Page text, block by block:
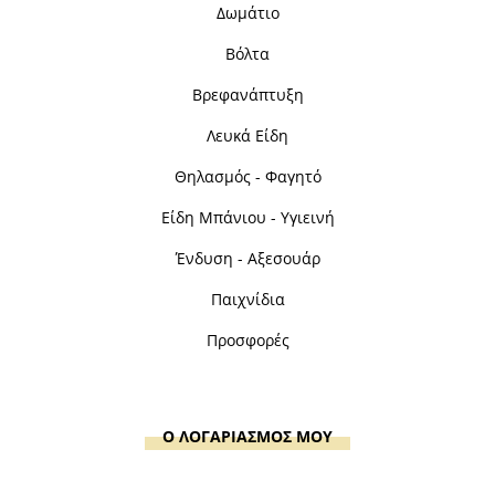
Δωμάτιο
Βόλτα
Βρεφανάπτυξη
Λευκά Είδη
Θηλασμός - Φαγητό
Είδη Μπάνιου - Υγιεινή
Ένδυση - Αξεσουάρ
Παιχνίδια
Προσφορές
Ο ΛΟΓΑΡΙΑΣΜΟΣ ΜΟΥ